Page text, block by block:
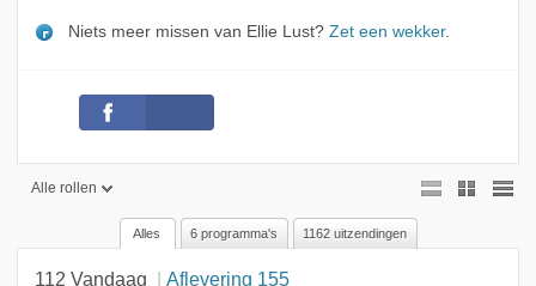
Niets meer missen van Ellie Lust? Zet een wekker.
Alle rollen
Alle rollen
Alles 6 programma's 1162 uitzendingen
112 Vandaag Aflevering 155